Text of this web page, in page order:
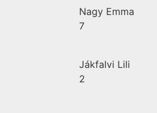
Nagy Emma
7
Jákfalvi Lili
2